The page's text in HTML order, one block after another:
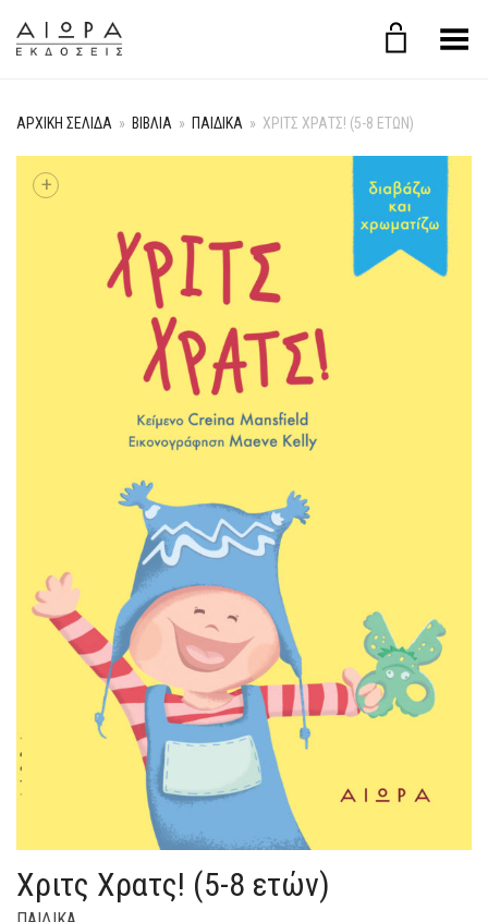
Εναλλαγή μενού
ΑΡΧΙΚΉ ΣΕΛΊΔΑ » ΒΙΒΛΙΑ » ΠΑΙΔΙΚΑ » ΧΡΙΤΣ ΧΡΑΤΣ! (5-8 ΕΤΏΝ)
+
Χριτς Χρατς! (5-8 ετών)